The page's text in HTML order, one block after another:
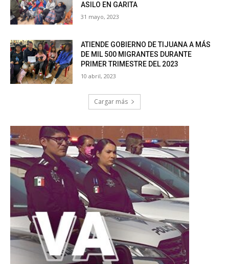
ASILO EN GARITA
31 mayo, 2023
ATIENDE GOBIERNO DE TIJUANA A MÁS
DE MIL 500 MIGRANTES DURANTE
PRIMER TRIMESTRE DEL 2023
10 abril, 2023
Cargar más